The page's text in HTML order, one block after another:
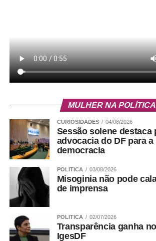
autonomia política do Distrito Federal,
participação ativa dos advogados. “Há
absoluta, já que IADF contribuiu
debates que culminaram na assembleia
nacional de muita relevância,
reflexão jurídica e compromisso
construção de uma nova ordem
fazia necessária”, observou Perdiz.
ADVERTISEMENT
MULHER NA POLÍTICA
CURIOSIDADES 04/08/2026
Sessão solene destaca
advocacia do DF para
democracia
POLITICA 03/08/2026
Misoginia não pode
de imprensa
POLITICA 02/07/2026
Transparência ganha
IgesDF